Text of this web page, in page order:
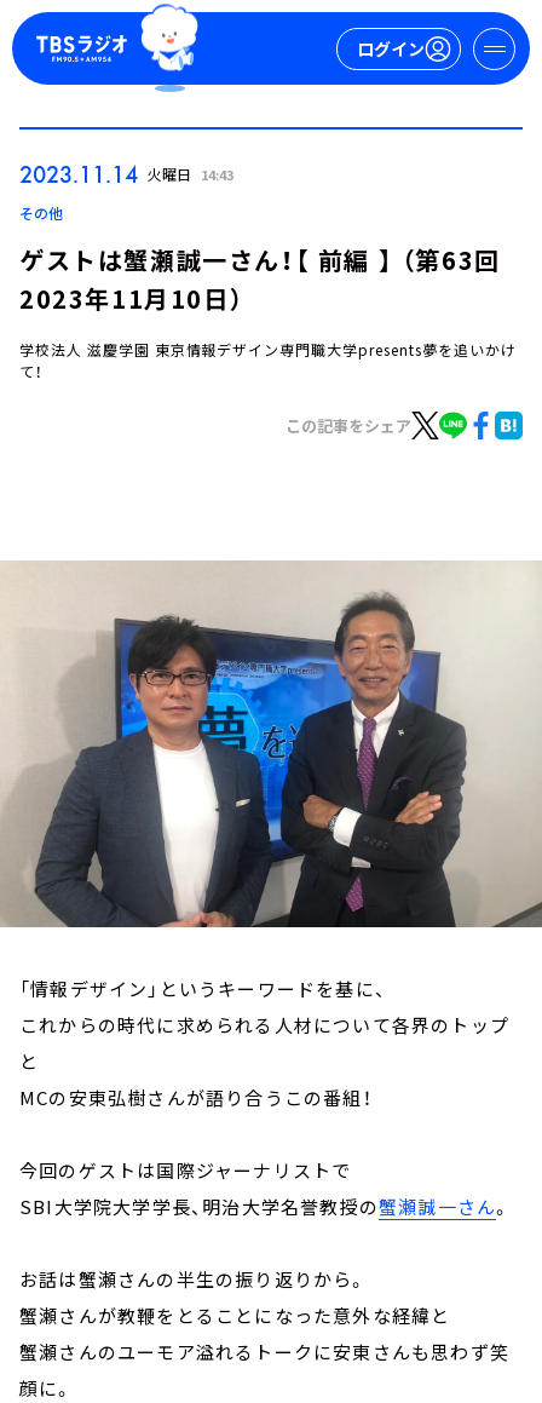
ログイン
お知らせ
YouTube
会社情報
2023.11.14 火曜日 14:43
その他
ゲストは蟹瀬誠一さん！【 前編 】 （第63回
2023年11月10日）
学校法人 滋慶学園 東京情報デザイン専門職大学presents夢を追いかけ
て！
この記事をシェア
「情報デザイン」というキーワードを基に、
これからの時代に求められる人材について各界のトップ
と
MCの安東弘樹さんが語り合うこの番組！
今回のゲストは国際ジャーナリストで
SBI大学院大学学長、明治大学名誉教授の蟹瀬誠一さん。
お話は蟹瀬さんの半生の振り返りから。
蟹瀬さんが教鞭をとることになった意外な経緯と
蟹瀬さんのユーモア溢れるトークに安東さんも思わず笑
顔に。